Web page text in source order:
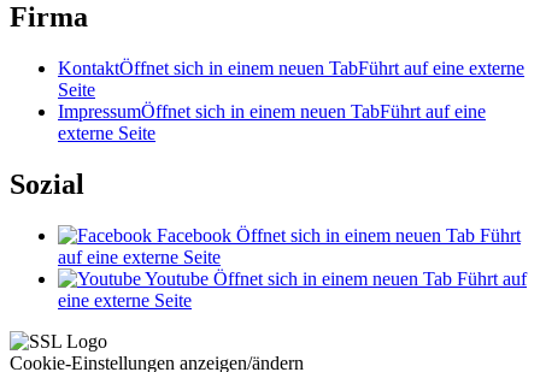
Firma
KontaktÖffnet sich in einem neuen TabFührt auf eine externe
Seite
ImpressumÖffnet sich in einem neuen TabFührt auf eine
externe Seite
Sozial
Facebook Öffnet sich in einem neuen Tab Führt
auf eine externe Seite
Youtube Öffnet sich in einem neuen Tab Führt auf
eine externe Seite
Cookie-Einstellungen anzeigen/ändern